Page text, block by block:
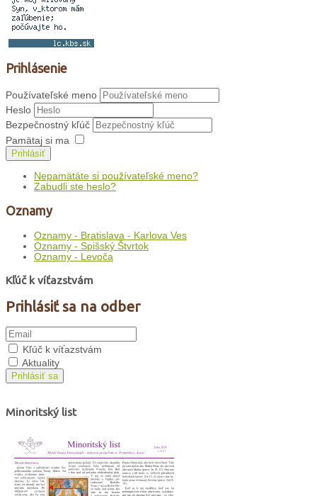
Prihlásenie
Používateľské meno
Heslo
Bezpečnostný kľúč
Pamätaj si ma
Prihlásiť
Nepamätáte si používateľské meno?
Zabudli ste heslo?
Oznamy
Oznamy - Bratislava - Karlova Ves
Oznamy - Spišský Štvrtok
Oznamy - Levoča
Kľúč k víťazstvám
Prihlásiť sa na odber
Kľúč k víťazstvám
Aktuality
Prihlásiť sa
Minoritský list